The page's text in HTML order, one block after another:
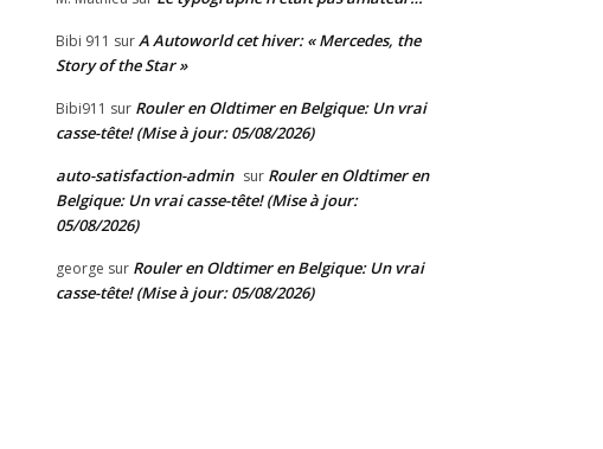
Bibi 911 surA Autoworld cet hiver: « Mercedes, the
Story of the Star »
Bibi911 sur Rouler en Oldtimer en Belgique: Un vrai
casse-tête! (Mise à jour: 05/08/2026)
auto-satisfaction-admin sur Rouler en Oldtimer en
Belgique: Un vrai casse-tête! (Mise à jour:
05/08/2026)
george sur Rouler en Oldtimer en Belgique: Un vrai
casse-tête! (Mise à jour: 05/08/2026)